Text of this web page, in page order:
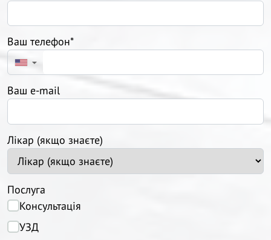
Ваш телефон*
▼
Ваш e-mail
Лікар (якщо знаєте)
Послуга
Консультація
УЗД